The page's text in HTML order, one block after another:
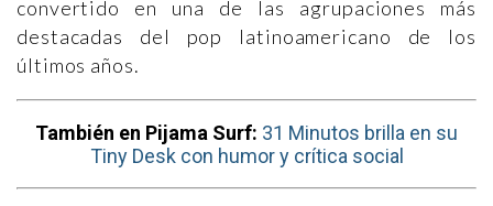
convertido en una de las agrupaciones más
destacadas del pop latinoamericano de los
últimos años.
También en Pijama Surf: 31 Minutos brilla en su
Tiny Desk con humor y crítica social